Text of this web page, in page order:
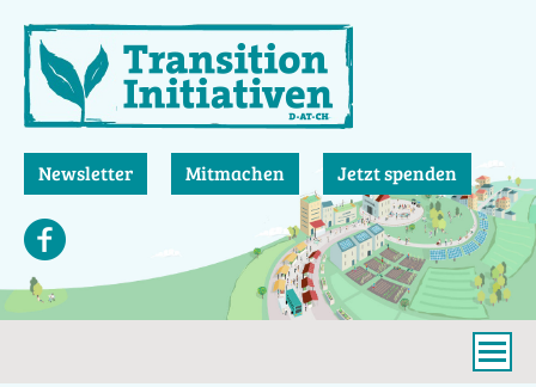
zum
Inhalt
Newsletter Mitmachen Jetzt spenden